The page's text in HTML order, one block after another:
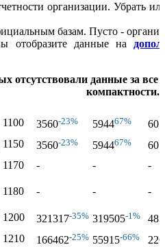
организации. Убрать
базам. Пусто -
отобразите данные на
отсутствовали данные за все
компактности.
1100 3560-23% 594467%
1150 3560-23% 594467%
1170 - -
-
1180 - -
-
1200 321317-35% 319505-1%
1210 166462-25% 55915-66%